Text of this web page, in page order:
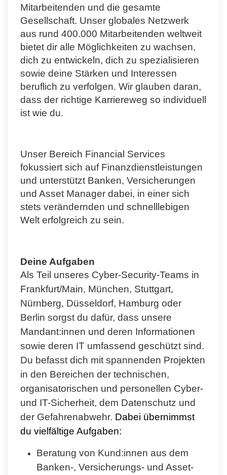
Mitarbeitenden und die gesamte
Gesellschaft. Unser globales Netzwerk
aus rund 400.000 Mitarbeitenden weltweit
bietet dir alle Möglichkeiten zu wachsen,
dich zu entwickeln, dich zu spezialisieren
sowie deine Stärken und Interessen
beruflich zu verfolgen. Wir glauben daran,
dass der richtige Karriereweg so individuell
ist wie du.
Unser Bereich Financial Services
fokussiert sich auf Finanzdienstleistungen
und unterstützt Banken, Versicherungen
und Asset Manager dabei, in einer sich
stets verändernden und schnelllebigen
Welt erfolgreich zu sein.
Deine Aufgaben
Als Teil unseres Cyber-Security-Teams in
Frankfurt/Main, München, Stuttgart,
Nürnberg, Düsseldorf, Hamburg oder
Berlin sorgst du dafür, dass unsere
Mandant:innen und deren Informationen
sowie deren IT umfassend geschützt sind.
Du befasst dich mit spannenden Projekten
in den Bereichen der technischen,
organisatorischen und personellen Cyber-
und IT-Sicherheit, dem Datenschutz und
der Gefahrenabwehr. Dabei übernimmst
du vielfältige Aufgaben:
Beratung von Kund:innen aus dem
Banken-, Versicherungs- und Asset-